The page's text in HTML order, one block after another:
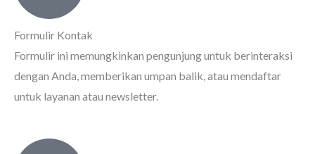
Formulir Kontak
Formulir ini memungkinkan pengunjung untuk berinteraksi
dengan Anda, memberikan umpan balik, atau mendaftar
untuk layanan atau newsletter.